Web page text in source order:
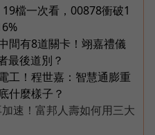
檔一次看，00878衝破1
間有8道關卡！翊嘉禮儀
最後道別？
工！程世嘉：智慧通膨重
什麼樣子？
速！富邦人壽如何用三大